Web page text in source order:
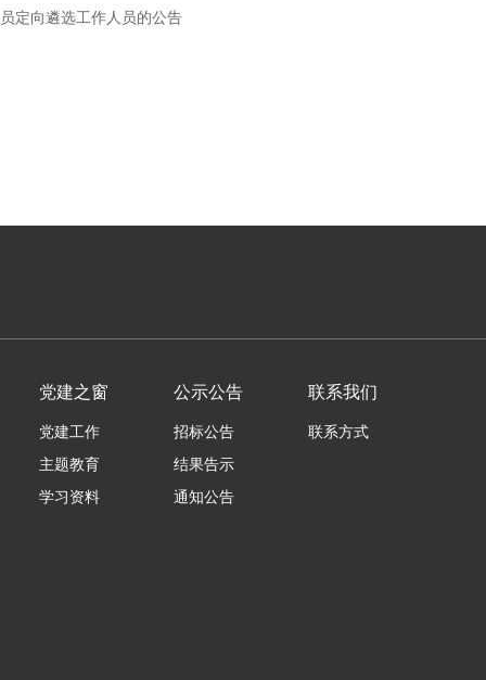
定向遴选工作人员的公告
党建之窗
党建工作
主题教育
学习资料
公示公告
招标公告
结果告示
通知公告
联系我们
联系方式